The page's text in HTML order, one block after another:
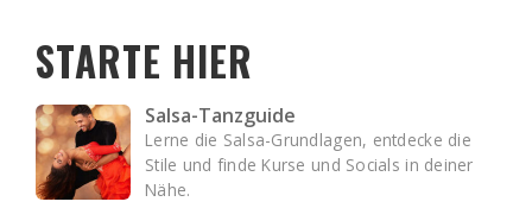
STARTE HIER
Salsa-Tanzguide
Lerne die Salsa-Grundlagen, entdecke die
Stile und finde Kurse und Socials in deiner
Nähe.